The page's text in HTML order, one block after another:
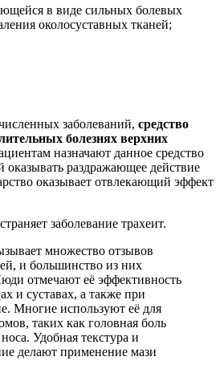
в виде сильных болевых
околосуставных тканей;
заболеваний, средство
болезнях верхних
назначают данное средство
оказывать раздражающее действие
оказывает отвлекающий эффект
заболевание трахеит.
множество отзывов
и большинство из них
отмечают её эффективность
и суставах, а также при
Многие используют её для
таких как головная боль
Удобная текстура и
делают применение мази